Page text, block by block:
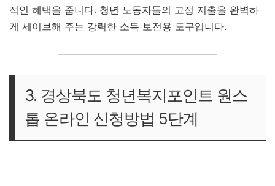
적인 혜택을 줍니다. 청년 노동자들의 고정 지출을 완벽하
게 세이브해 주는 강력한 소득 보전용 도구입니다.
3. 경상북도 청년복지포인트 원스
톱 온라인 신청방법 5단계